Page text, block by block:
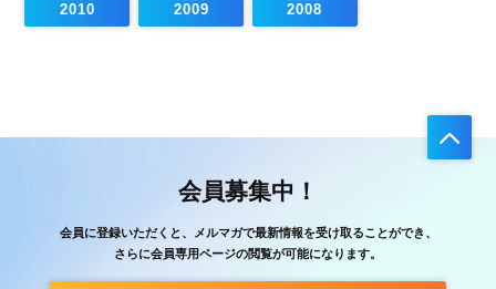
2010 2009 2008
会員募集中！
会員に登録いただくと、メルマガで最新情報を受け取ることができ、
さらに会員専用ページの閲覧が可能になります。